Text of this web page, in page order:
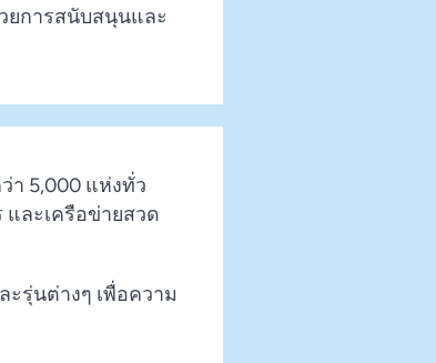
ยการสนับสนุนและ
า 5,000 แห่งทั่ว
ละเครือข่ายสวด
ะรุ่นต่างๆ เพื่อความ